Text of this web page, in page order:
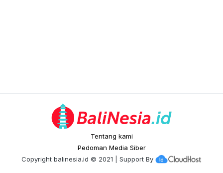
Tentang kami
Pedoman Media Siber
Copyright balinesia.id © 2021 | Support By